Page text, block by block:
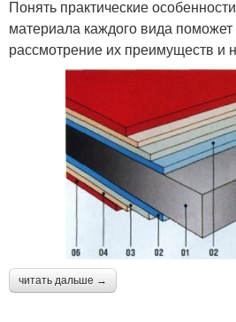
Понять практические
материала каждого вида
рассмотрение их преимуществ и
читать дальше →